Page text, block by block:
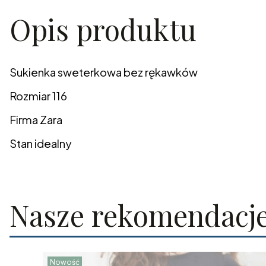
Opis produktu
Sukienka sweterkowa bez rękawków
Rozmiar 116
Firma Zara
Stan idealny
Nasze
Nowość